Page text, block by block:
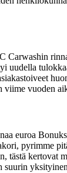
Carwashin
uudella
viime vuoden
euroa
pyrimme
tästä kertovat
suurin